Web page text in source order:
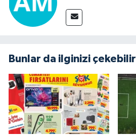
Bunlar da ilginizi çekebilir